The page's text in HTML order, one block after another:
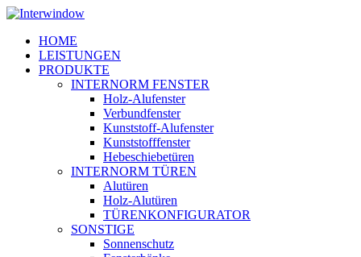
Skip
main
content
Menu
HOME
LEISTUNGEN
PRODUKTE
INTERNORM FENSTER
Holz-Alufenster
Verbundfenster
Kunststoff-Alufenster
Kunststofffenster
Hebeschiebetüren
INTERNORM TÜREN
Alutüren
Holz-Alutüren
TÜRENKONFIGURATOR
SONSTIGE
Sonnenschutz